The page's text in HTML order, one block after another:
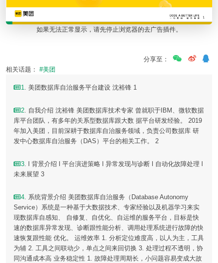
如果无法正常显示，请先停止浏览器的去广告插件。
分享至：
相关话题： #美团
1. 美团数据库自治服务平台建设 沈裕锋 1
2. 自我介绍 沈裕锋 美团数据库技术专家 曾就职于IBM、微软数据
库平台团队，有多年的关系型数据库跟大数 据平台研发经验。 2019
年加入美团，目前深耕于数据库自治服务领域，负责公司数据库 研
发中心数据库自治服务（DAS）平台的相关工作。 2
3. l 背景介绍 l 平台演进策略 l 异常发现与诊断 l 自动化故障处理 l
未来展望 3
4. 系统背景介绍 美团数据库自治服务（Database Autonomy
Service）系统是一种基于大数据技术、专家经验以及机器学习来实
现数据库自感知、 自修复、自优化、自运维的服务平台，目标是快
速的数据库异常发现、诊断跟性能分析、调用处理系统进行故障的快
速恢复跟性能 优化。 运维效率 1. 分析定位难度高，以人为主，工具
为辅 2. 工具之间联动少，单点之间来回切换 3. 处理过程不透明，协
同沟通成本高 业务稳定性 1. 故障处理周期长，小问题容易变成大故